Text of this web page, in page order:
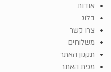
אודות
בלוג
צרו קשר
משלוחים
תקנון האתר
מפת האתר